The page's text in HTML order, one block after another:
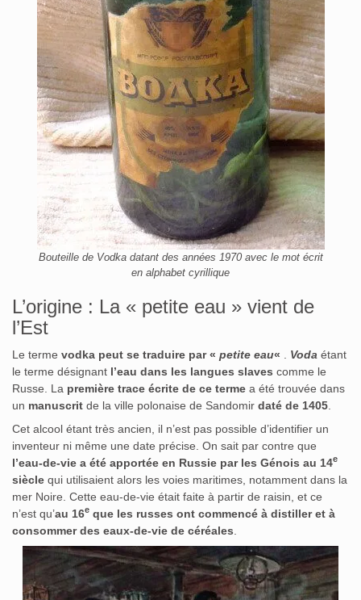
Bouteille de Vodka datant des années 1970 avec le mot écrit
en alphabet cyrillique
L’origine : La « petite eau » vient de
l’Est
Le terme vodka peut se traduire par « petite eau« Voda étant
le terme désignant l’eau dans les langues slaves comme le
Russe. La première trace écrite de ce terme a été trouvée dans
un manuscrit de la ville polonaise de Sandomir daté de 1405
Cet alcool étant très ancien, il n’est pas possible d’identifier un
inventeur ni même une date précise. On sait par contre que
l’eau-de-vie a été apportée en Russie par les Génois au 14e
siècle qui utilisaient alors les voies maritimes, notamment dans la
mer Noire. Cette eau-de-vie était faite à partir de raisin, et ce
n’est qu’au 16e que les russes ont commencé à distiller et à
consommer des eaux-de-vie de céréales